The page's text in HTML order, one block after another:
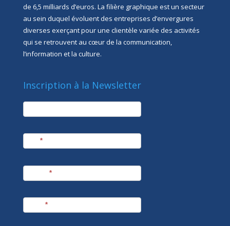
de 6,5 milliards d’euros. La filière graphique est un secteur
au sein duquel évoluent des entreprises d’envergures
diverses exerçant pour une clientèle variée des activités
qui se retrouvent au cœur de la communication,
l’information et la culture.
Inscription à la Newsletter
newsletter
*
*
*